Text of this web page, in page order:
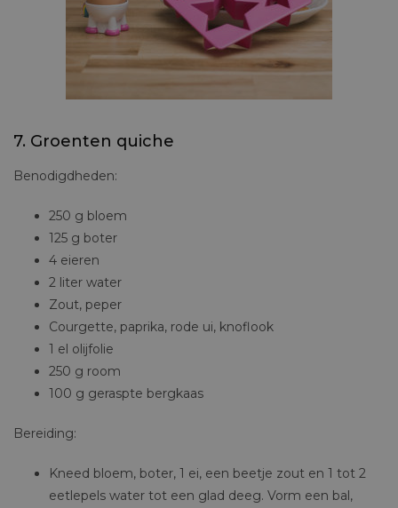
7. Groenten quiche
Benodigdheden:
250 g bloem
125 g boter
4 eieren
2 liter water
Zout, peper
Courgette, paprika, rode ui, knoflook
1 el olijfolie
250 g room
100 g geraspte bergkaas
Bereiding:
Kneed bloem, boter, 1 ei, een beetje zout en 1 tot 2
eetlepels water tot een glad deeg. Vorm een bal,